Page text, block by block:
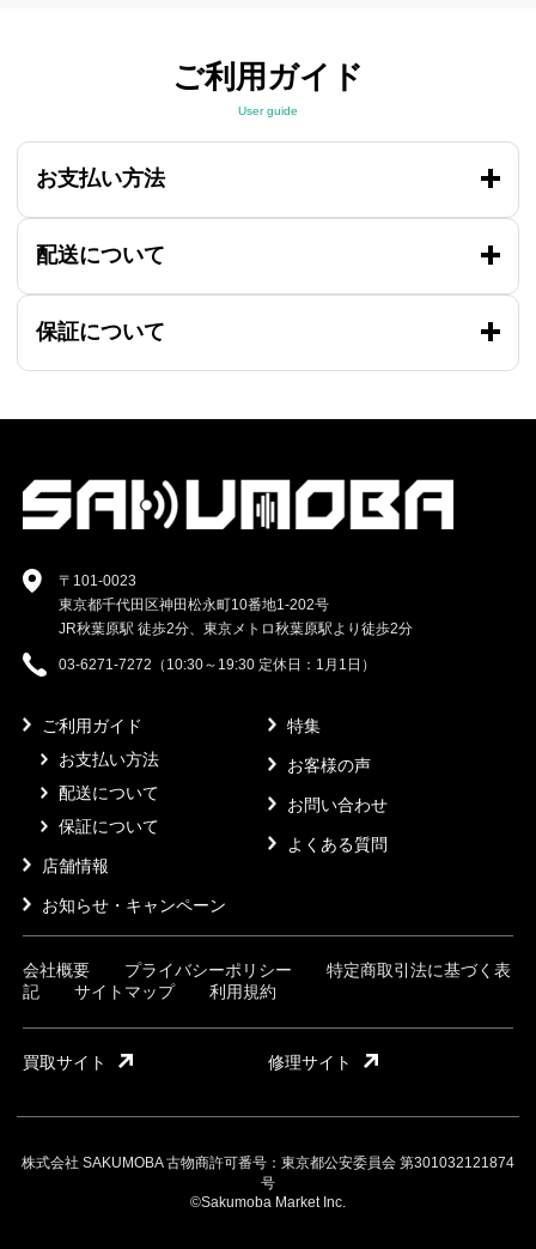
ご利用ガイド
User guide
お支払い方法
配送について
保証について
〒101-0023
東京都千代田区神田松永町10番地1-202号
JR秋葉原駅 徒歩2分、東京メトロ秋葉原駅より徒歩2分
03-6271-7272（10:30～19:30 定休日：1月1日）
ご利用ガイド
お支払い方法
配送について
保証について
店舗情報
お知らせ・キャンペーン
特集
お客様の声
お問い合わせ
よくある質問
会社概要 プライバシーポリシー
特定商取引法に基づく表
記
サイトマップ 利用規約
買取サイト 修理サイト
株式会社 SAKUMOBA 古物商許可番号：東京都公安委員会 第301032121874
号
©Sakumoba Market Inc.